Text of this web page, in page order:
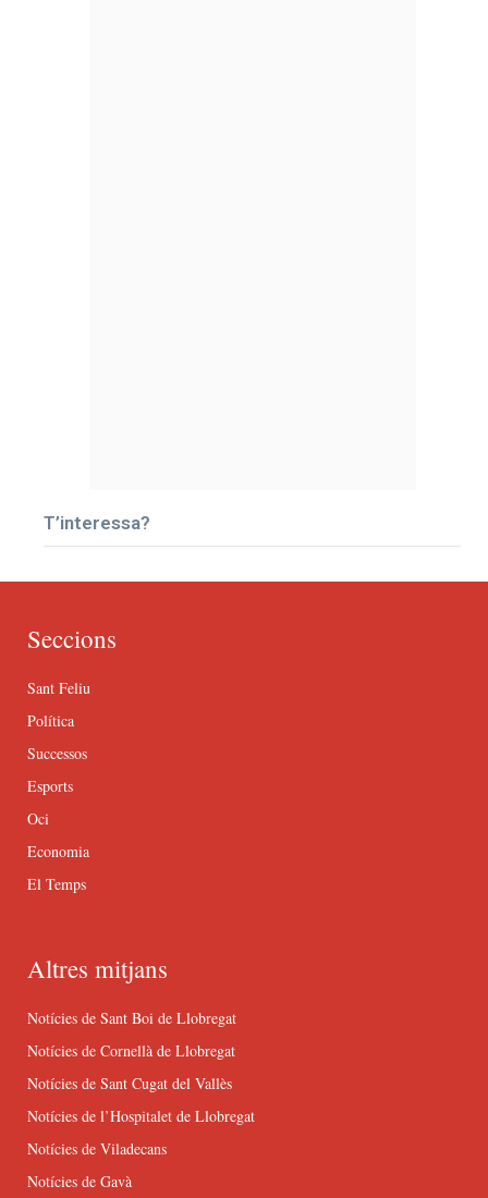
T’interessa?
Seccions
Sant Feliu
Política
Successos
Esports
Oci
Economia
El Temps
Altres mitjans
Notícies de Sant Boi de Llobregat
Notícies de Cornellà de Llobregat
Notícies de Sant Cugat del Vallès
Notícies de l’Hospitalet de Llobregat
Notícies de Viladecans
Notícies de Gavà